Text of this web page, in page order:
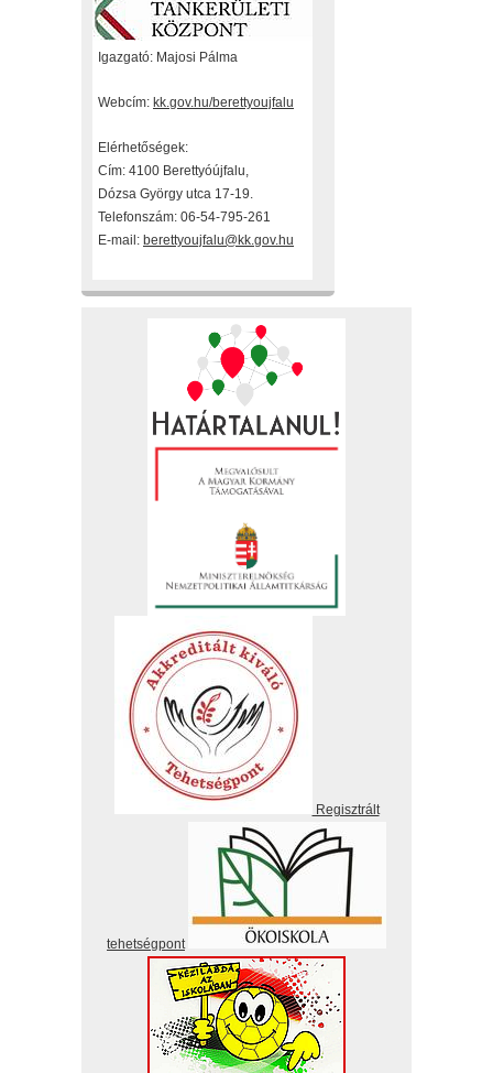
Igazgató: Majosi Pálma
Webcím: kk.gov.hu/berettyoujfalu
Elérhetőségek:
Cím: 4100 Berettyóújfalu,
Dózsa György utca 17-19.
Telefonszám: 06-54-795-261
E-mail: berettyoujfalu@kk.gov.hu
Regisztrált
tehetségpont